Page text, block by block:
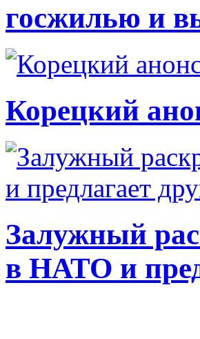
госжилью и
Корецкий
Залужный
в НАТО и